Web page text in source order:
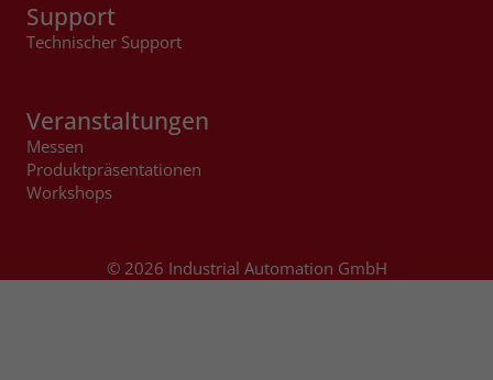
Support
Technischer Support
Veranstaltungen
Messen
Produktpräsentationen
Workshops
© 2026 Industrial Automation GmbH